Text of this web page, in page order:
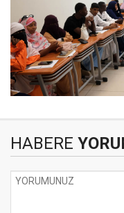
HABERE